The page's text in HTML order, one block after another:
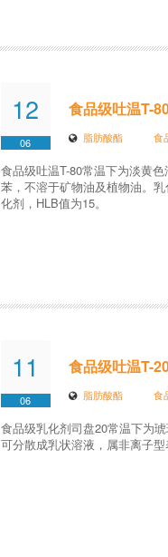
12
06
食品级吐温T-
脂肪酸酯 食
食品级吐温T-80常温下为淡黄
苯，不溶于矿物油及植物油。
化剂，HLB值为15。
11
06
食品级吐温T-
脂肪酸酯 食
食品级乳化剂司盘20常温下为
可分散成乳状溶液，属非离子型